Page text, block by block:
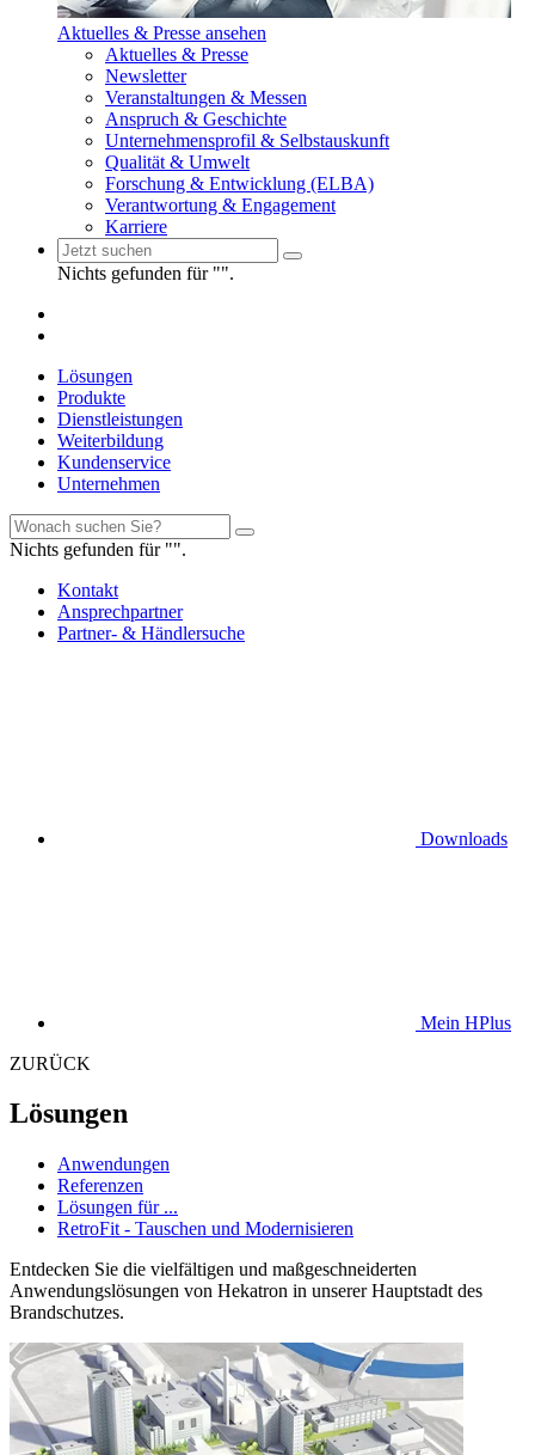
Aktuelles & Presse ansehen
Aktuelles & Presse
Newsletter
Veranstaltungen & Messen
Anspruch & Geschichte
Unternehmensprofil & Selbstauskunft
Qualität & Umwelt
Forschung & Entwicklung (ELBA)
Verantwortung & Engagement
Karriere
Nichts gefunden für "".
Lösungen
Produkte
Dienstleistungen
Weiterbildung
Kundenservice
Unternehmen
Nichts gefunden für "".
Kontakt
Ansprechpartner
Partner- & Händlersuche
Downloads
Mein HPlus
ZURÜCK
Lösungen
Anwendungen
Referenzen
Lösungen für ...
RetroFit - Tauschen und Modernisieren
Entdecken Sie die vielfältigen und maßgeschneiderten
Anwendungslösungen von Hekatron in unserer Hauptstadt des
Brandschutzes.